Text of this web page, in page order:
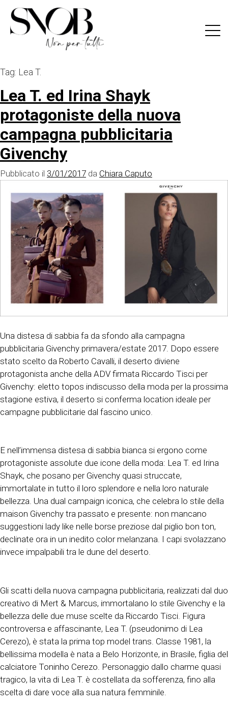
content
Tag: Lea T.
Lea T. ed Irina Shayk
protagoniste della nuova
campagna pubblicitaria
Givenchy
Pubblicato il 3/01/2017 da Chiara Caputo
Una distesa di sabbia fa da sfondo alla campagna
pubblicitaria Givenchy primavera/estate 2017. Dopo essere
stato scelto da Roberto Cavalli, il deserto diviene
protagonista anche della ADV firmata Riccardo Tisci per
Givenchy: eletto topos indiscusso della moda per la prossima
stagione estiva, il deserto si conferma location ideale per
campagne pubblicitarie dal fascino unico.
E nell’immensa distesa di sabbia bianca si ergono come
protagoniste assolute due icone della moda: Lea T. ed Irina
Shayk, che posano per Givenchy quasi struccate,
immortalate in tutto il loro splendore e nella loro naturale
bellezza. Una dual campaign iconica, che celebra lo stile della
maison Givenchy tra passato e presente: non mancano
suggestioni lady like nelle borse preziose dal piglio bon ton,
declinate ora in un inedito color melanzana. I capi svolazzano
invece impalpabili tra le dune del deserto.
Gli scatti della nuova campagna pubblicitaria, realizzati dal duo
creativo di Mert & Marcus, immortalano lo stile Givenchy e la
bellezza delle due muse scelte da Riccardo Tisci. Figura
controversa e affascinante, Lea T. (pseudonimo di Lea
Cerezo), è stata la prima top model trans. Classe 1981, la
bellissima modella è nata a Belo Horizonte, in Brasile, figlia del
calciatore Toninho Cerezo. Personaggio dallo charme quasi
tragico, la vita di Lea T. è costellata da sofferenza, fino alla
scelta di dare voce alla sua natura femminile.